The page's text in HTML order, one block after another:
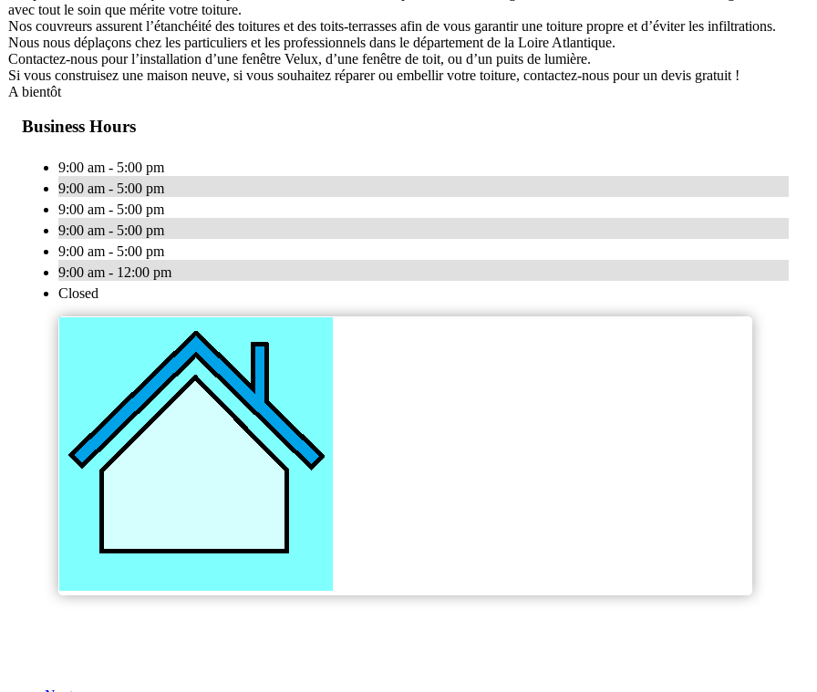
avec tout le soin que mérite votre toiture.
Nos couvreurs assurent l’étanchéité des toitures et des toits-terrasses afin de vous garantir une toiture propre et d’éviter les infiltrations.
Nous nous déplaçons chez les particuliers et les professionnels dans le département de la Loire Atlantique.
Contactez-nous pour l’installation d’une fenêtre Velux, d’une fenêtre de toit, ou d’un puits de lumière.
Si vous construisez une maison neuve, si vous souhaitez réparer ou embellir votre toiture, contactez-nous pour un devis gratuit !
A bientôt
Business Hours
9:00 am - 5:00 pm
9:00 am - 5:00 pm
9:00 am - 5:00 pm
9:00 am - 5:00 pm
9:00 am - 5:00 pm
9:00 am - 12:00 pm
Closed